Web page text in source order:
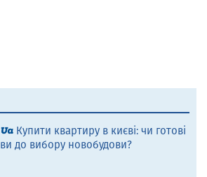
Купити квартиру в києві: чи готові
ви до вибору новобудови?